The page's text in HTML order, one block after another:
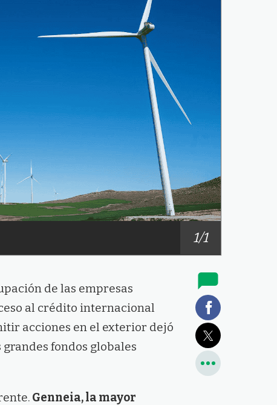
1/1
de las empresas
al crédito internacional
acciones en el exterior dejó
fondos globales
Genneia, la mayor